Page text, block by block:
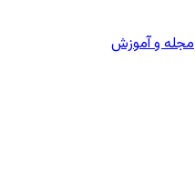
مجله و آموزش